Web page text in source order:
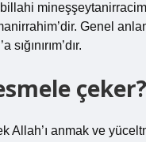
mineşşeytanirracim
Genel
çeker?
Allah’ı anmak ve